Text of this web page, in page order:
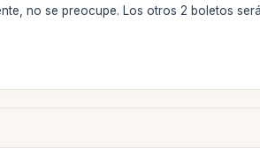
no se preocupe. Los otros 2 boletos